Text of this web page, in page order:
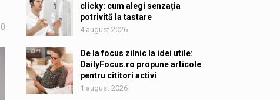
0
clicky: cum alegi senzația
potrivită la tastare
4 august 2026
De la focus zilnic la idei utile:
DailyFocus.ro propune articole
pentru cititori activi
1 august 2026